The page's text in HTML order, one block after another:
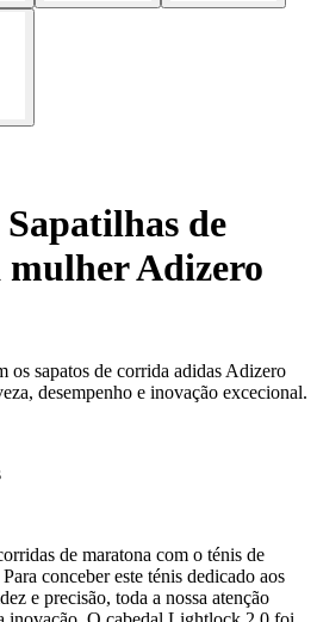
Sapatilhas de
Adizero
os sapatos de corrida adidas Adizero
desempenho e inovação excecional.
de maratona com o ténis de
conceber este ténis dedicado aos
e precisão, toda a nossa atenção